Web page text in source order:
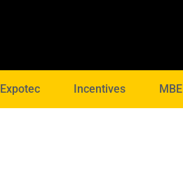
Expotec Incentives MBE